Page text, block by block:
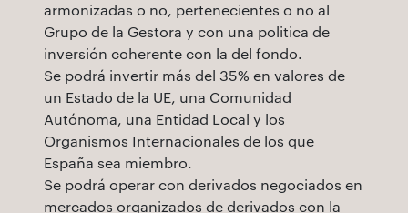
armonizadas o no, pertenecientes o no al
Grupo de la Gestora y con una politica de
inversión coherente con la del fondo.
Se podrá invertir más del 35% en valores de
un Estado de la UE, una Comunidad
Autónoma, una Entidad Local y los
Organismos Internacionales de los que
España sea miembro.
Se podrá operar con derivados negociados en
mercados organizados de derivados con la